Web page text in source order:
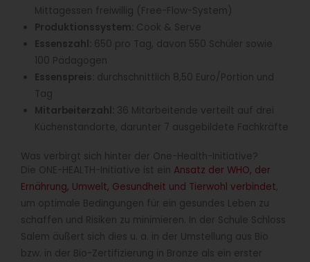
Mittagessen freiwillig (Free-Flow-System)
Produktionssystem: Cook & Serve
Essenszahl: 650 pro Tag, davon 550 Schüler sowie
100 Pädagogen
Essenspreis: durchschnittlich 8,50 Euro/Portion und
Tag
Mitarbeiterzahl: 36 Mitarbeitende verteilt auf drei
Küchenstandorte, darunter 7 ausgebildete Fachkräfte
Was verbirgt sich hinter der One-Health-Initiative?
Die ONE-HEALTH-Initiative ist ein Ansatz der WHO, der
Ernährung, Umwelt, Gesundheit und Tierwohl verbindet,
um optimale Bedingungen für ein gesundes Leben zu
schaffen und Risiken zu minimieren. In der Schule Schloss
Salem äußert sich dies u. a. in der Umstellung aus Bio
bzw. in der Bio-Zertifizierung in Bronze als ein erster